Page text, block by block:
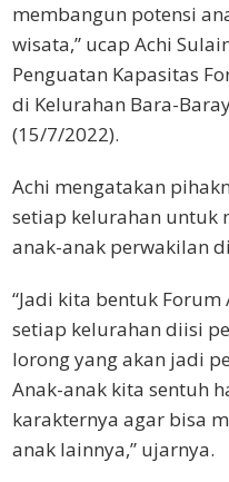
membangun potensi
wisata,” ucap Achi
Penguatan Kapasitas
di Kelurahan Bara-
(15/7/2022).
Achi mengatakan
setiap kelurahan untuk
anak-anak perwakilan
“Jadi kita bentuk Forum
setiap kelurahan diisi
lorong yang akan jadi
Anak-anak kita sentuh
karakternya agar bisa
anak lainnya,” ujarnya.